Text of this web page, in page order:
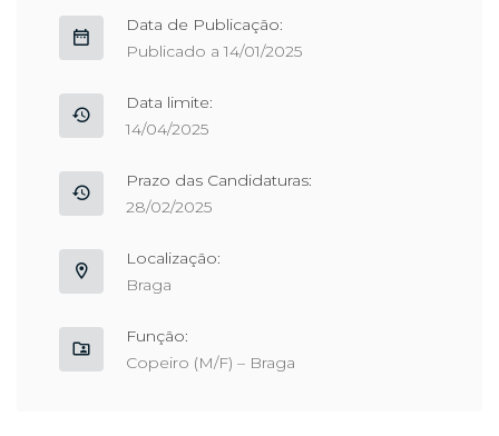
Data de Publicação:
Publicado a 14/01/2025
Data limite:
14/04/2025
Prazo das Candidaturas:
28/02/2025
Localização:
Braga
Função:
Copeiro (M/F) – Braga